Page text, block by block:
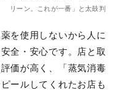
リーン。これが一番」と太鼓判
を使用しないから人に
全・安心です。店と取
価が高く、「蒸気消毒
ールしてくれたお店も